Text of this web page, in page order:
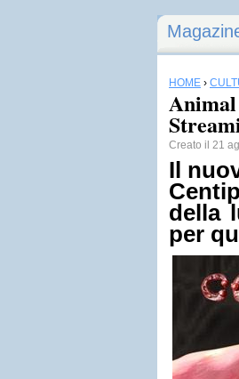
HOME ›
Creato il 21
Il
della
per